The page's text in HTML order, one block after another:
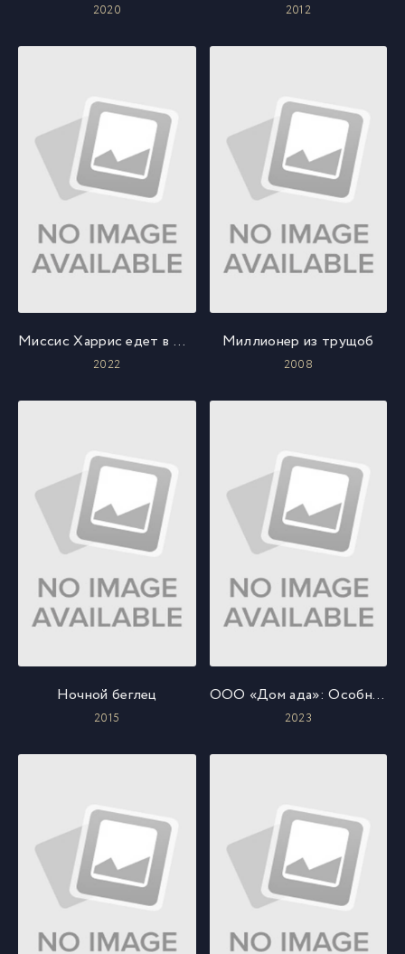
2020 2012
Миссис Харрис едет в Париж
2022
Миллионер из трущоб
2008
Ночной беглец
2015
ООО «Дом ада»: Особняк Кармайклов
2023